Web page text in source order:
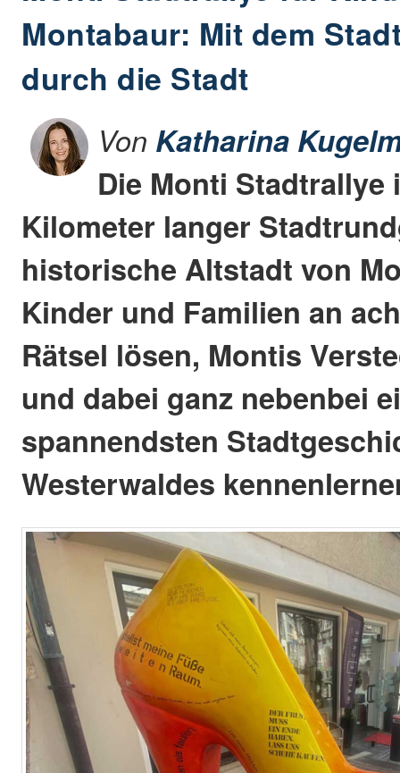
Montabaur: Mit dem
durch die Stadt
Von Katharina
Die Monti
Kilometer langer
historische Altstadt von
Kinder und Familien an
Rätsel lösen, Montis
und dabei ganz nebenbei
spannendsten
Westerwaldes